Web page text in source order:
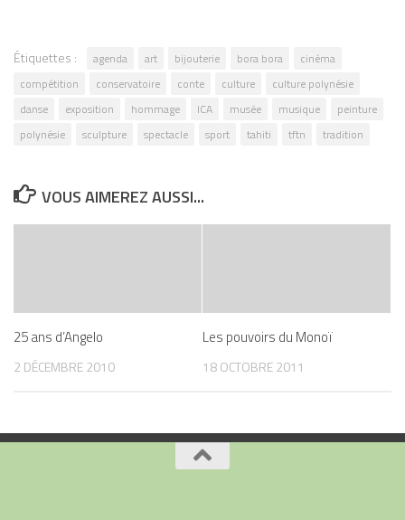
Étiquettes : agenda art bijouterie bora bora
cinéma
compétition
conservatoire conte culture
culture polynésie
danse
exposition hommage ICA musée musique
peinture
polynésie
sculpture spectacle sport tahiti tftn tradition
VOUS AIMEREZ AUSSI...
25 ans d’Angelo
2 DÉCEMBRE 2010
Les pouvoirs du Monoï
18 OCTOBRE 2011